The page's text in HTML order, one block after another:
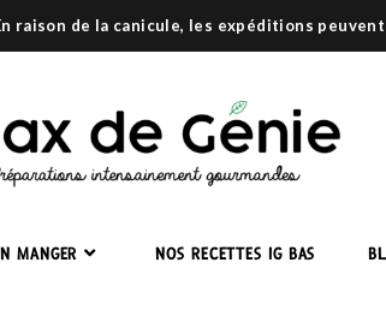
raison de la canicule, les expéditions
MANGER NOS RECETTES IG BAS